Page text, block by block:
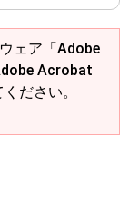
ェア「Adobe
Acrobat
ださい。